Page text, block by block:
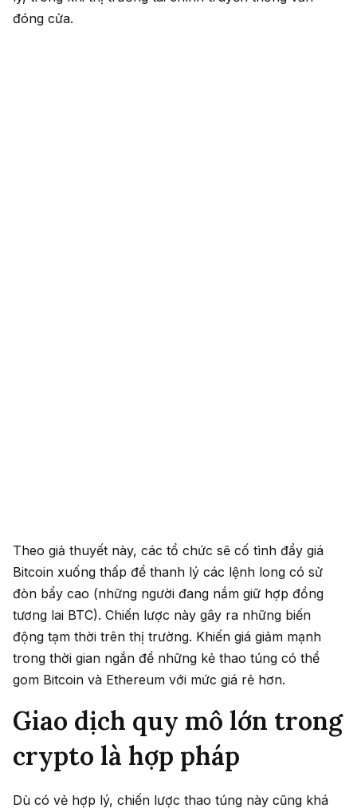
đóng cửa.
Theo giả thuyết này, các tổ chức sẽ cố tình đẩy giá
Bitcoin xuống thấp để thanh lý các lệnh long có sử
đòn bẩy cao (những người đang nắm giữ hợp đồng
tương lai BTC). Chiến lược này gây ra những biến
động tạm thời trên thị trường. Khiến giá giảm mạnh
trong thời gian ngắn để những kẻ thao túng có thể
gom Bitcoin và Ethereum với mức giá rẻ hơn.
Giao dịch quy mô lớn trong
crypto là hợp pháp
Dù có vẻ hợp lý, chiến lược thao túng này cũng khá